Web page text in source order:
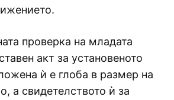
проверка на младата
акт за установеното
ѝ е глоба в размер на
а свидетелството ѝ за